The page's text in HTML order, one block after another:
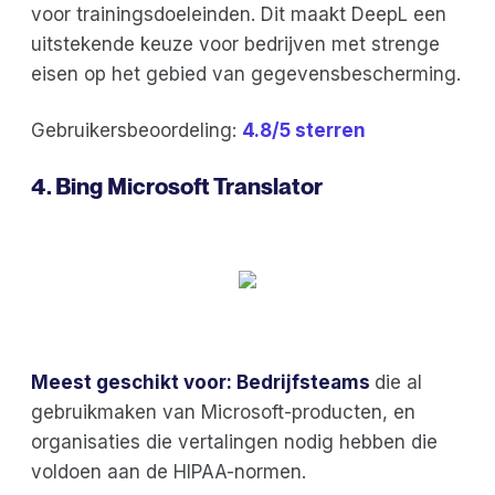
voor trainingsdoeleinden. Dit maakt DeepL een
uitstekende keuze voor bedrijven met strenge
eisen op het gebied van gegevensbescherming.
Gebruikersbeoordeling: 4.8/5 sterren
4. Bing Microsoft Translator
Meest geschikt voor: Bedrijfsteams die al
gebruikmaken van Microsoft-producten, en
organisaties die vertalingen nodig hebben die
voldoen aan de HIPAA-normen.